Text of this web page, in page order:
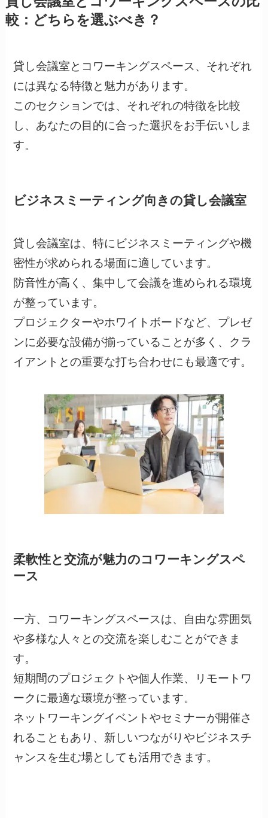
較：どちらを選ぶべき？
貸し会議室とコワーキングスペース、それぞれ
には異なる特徴と魅力があります。
このセクションでは、それぞれの特徴を比較
し、あなたの目的に合った選択をお手伝いしま
す。
ビジネスミーティング向きの貸し会議室
貸し会議室は、特にビジネスミーティングや機
密性が求められる場面に適しています。
防音性が高く、集中して会議を進められる環境
が整っています。
プロジェクターやホワイトボードなど、プレゼ
ンに必要な設備が揃っていることが多く、クラ
イアントとの重要な打ち合わせにも最適です。
柔軟性と交流が魅力のコワーキングスペ
ース
一方、コワーキングスペースは、自由な雰囲気
や多様な人々との交流を楽しむことができま
す。
短期間のプロジェクトや個人作業、リモートワ
ークに最適な環境が整っています。
ネットワーキングイベントやセミナーが開催さ
れることもあり、新しいつながりやビジネスチ
ャンスを生む場としても活用できます。